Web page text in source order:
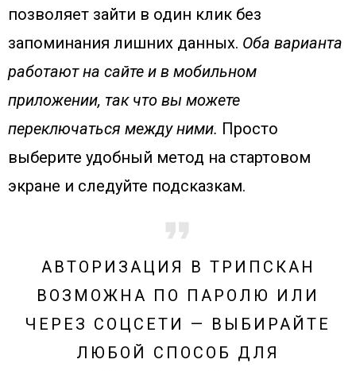
позволяет зайти в один клик без
запоминания лишних данных. Оба варианта
работают на сайте и в мобильном
приложении, так что вы можете
переключаться между ними. Просто
выберите удобный метод на стартовом
экране и следуйте подсказкам.
АВТОРИЗАЦИЯ В ТРИПСКАН
ВОЗМОЖНА ПО ПАРОЛЮ ИЛИ
ЧЕРЕЗ СОЦСЕТИ — ВЫБИРАЙТЕ
ЛЮБОЙ СПОСОБ ДЛЯ